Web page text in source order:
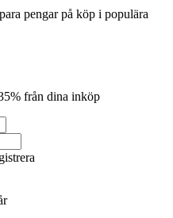
pengar på köp i populära
från dina inköp